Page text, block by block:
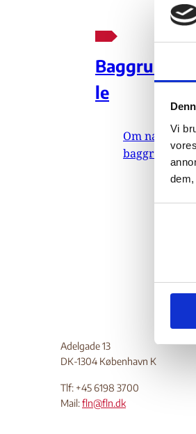
Vi
v
a
le
Om nævnets
Adelgade 13
DK-1304 København K
Tlf: +45 6198 3700
Mail:fln@fln.dk